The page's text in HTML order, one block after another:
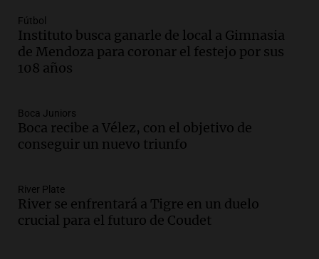
en CABA
Una mañana para todos
Episodios
Audio.
Una mañana para todos
Episodios
Audio.
con Jujuy
Panorama Federal
Episodios
Fútbol
Instituto busca ganarle de local a Gimnasia
de Mendoza para coronar el festejo por sus
108 años
Boca Juniors
Boca recibe a Vélez, con el objetivo de
conseguir un nuevo triunfo
River Plate
River se enfrentará a Tigre en un duelo
crucial para el futuro de Coudet